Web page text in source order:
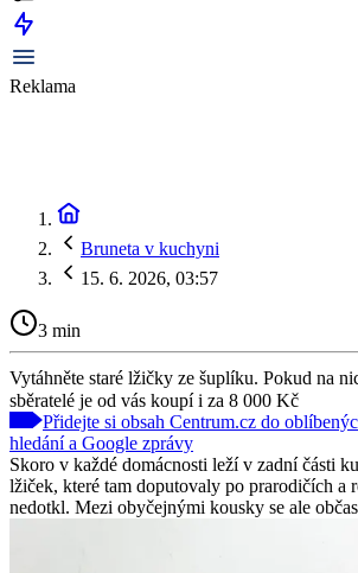
Reklama
Bruneta v kuchyni
15. 6. 2026, 03:57
3 min
Vytáhněte staré lžičky ze šuplíku. Pokud na
sběratelé je od vás koupí i za 8 000 Kč
Přidejte si obsah Centrum.cz do
hledání a Google zprávy
Skoro v každé domácnosti leží v zadní části
lžiček, které tam doputovaly po prarodičích a
nedotkl. Mezi obyčejnými kousky se ale